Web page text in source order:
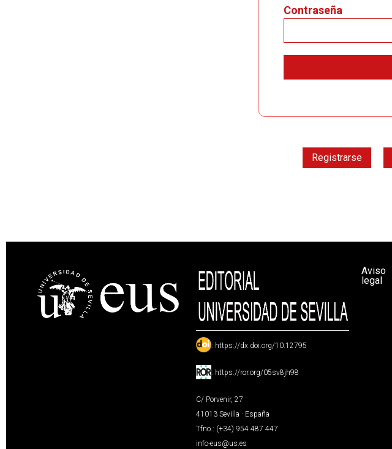
Contraseña
Registrarse
: https://dx.doi.org/10.12795
: https://ror.org/05sv8jh98
C/ Porvenir, 27
41013 Sevilla · España
Tfno.: (+34) 954 487 447
info-eus@us.es
Aviso
legal